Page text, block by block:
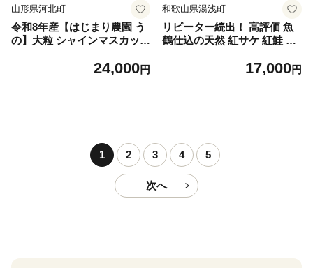
山形県河北町
令和8年産【はじまり農園 う
の】大粒 シャインマスカット
河北町産 【河北町観光物産協
24,000円
和歌山県湯浅町
リピーター続出！ 高評価 魚
鶴仕込の天然 紅サケ 紅鮭 鮭
レビュー高評価 小分け 真空
町 送料無料_G7317
17,000円
1 2 3 4 5
次へ